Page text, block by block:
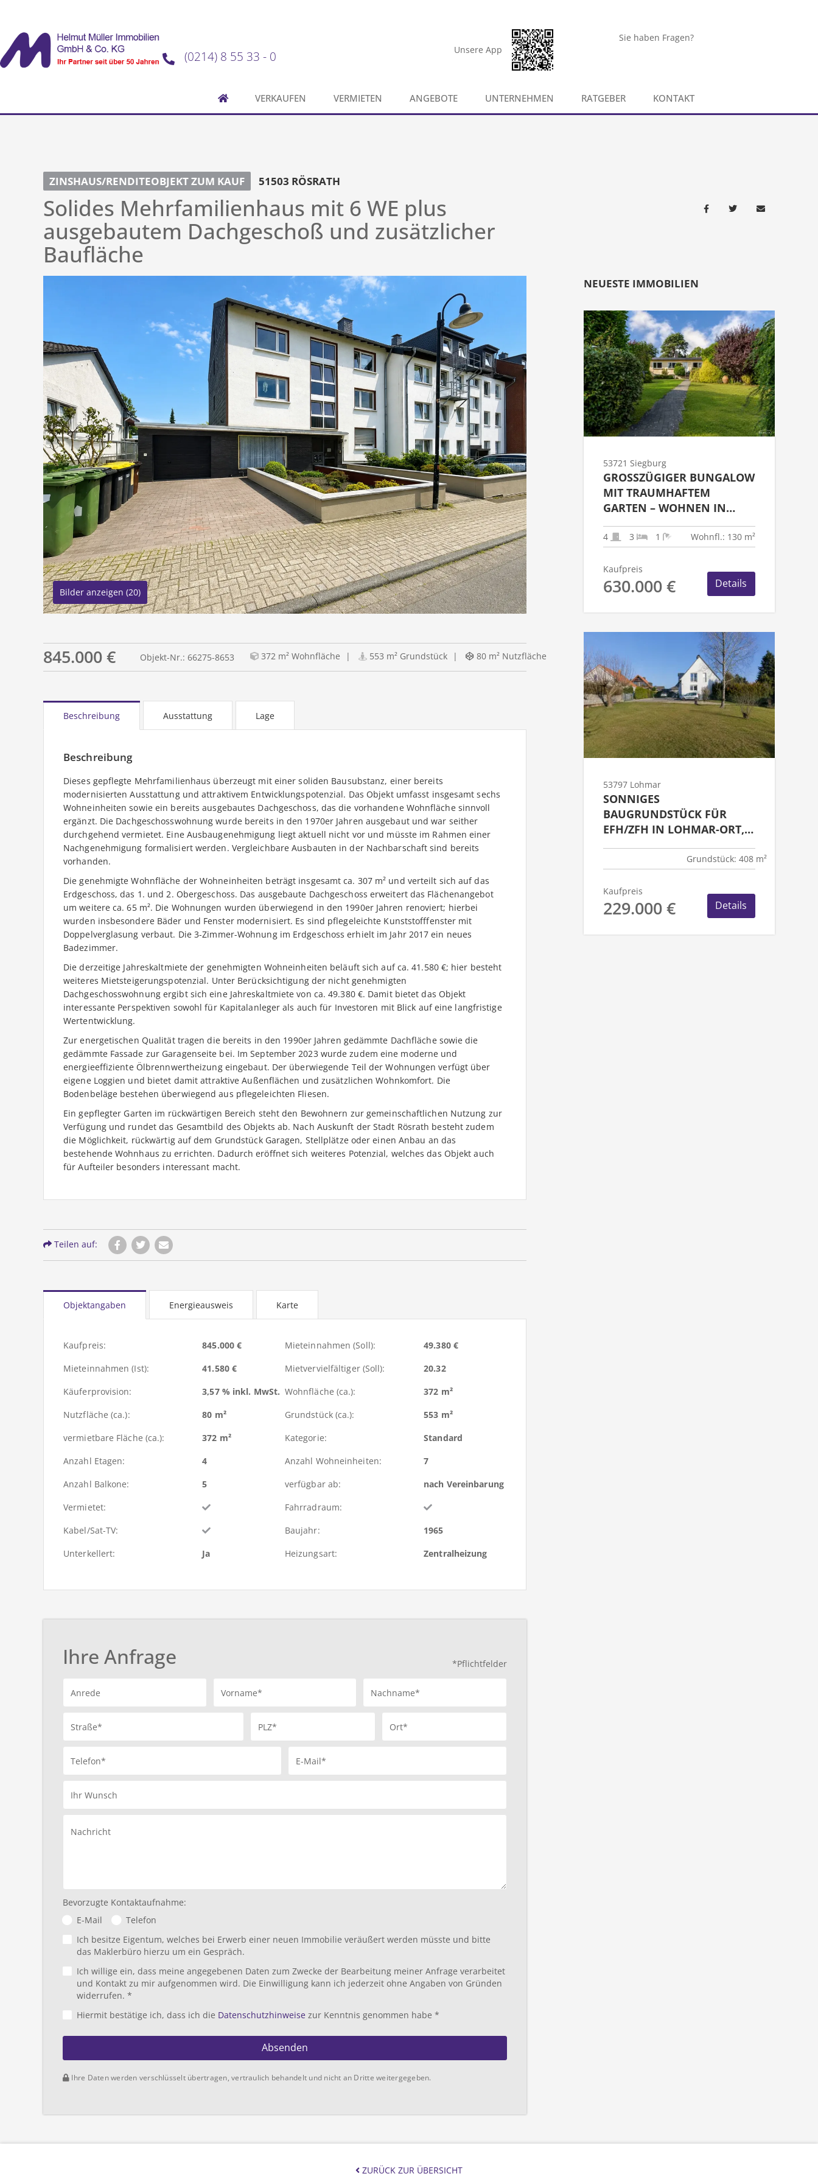
Unsere App
Sie haben Fragen?
(0214) 8 55 33 - 0
VERKAUFEN VERMIETEN ANGEBOTE UNTERNEHMEN RATGEBER KONTAKT
ZINSHAUS/RENDITEOBJEKT ZUM KAUF 51503 RÖSRATH
Solides Mehrfamilienhaus mit 6 WE plus
ausgebautem Dachgeschoß und zusätzlicher
Baufläche
Bilder anzeigen (20)
845.000 € Objekt-Nr.: 66275-8653 372 m² Wohnfläche 553 m² Grundstück 80 m² Nutzfläche
Beschreibung Ausstattung Lage
Beschreibung
Dieses gepflegte Mehrfamilienhaus überzeugt mit einer soliden Bausubstanz, einer bereits
modernisierten Ausstattung und attraktivem Entwicklungspotenzial. Das Objekt umfasst insgesamt sechs
Wohneinheiten sowie ein bereits ausgebautes Dachgeschoss, das die vorhandene Wohnfläche sinnvoll
ergänzt. Die Dachgeschosswohnung wurde bereits in den 1970er Jahren ausgebaut und war seither
durchgehend vermietet. Eine Ausbaugenehmigung liegt aktuell nicht vor und müsste im Rahmen einer
Nachgenehmigung formalisiert werden. Vergleichbare Ausbauten in der Nachbarschaft sind bereits
vorhanden.
Die genehmigte Wohnfläche der Wohneinheiten beträgt insgesamt ca. 307 m² und verteilt sich auf das
Erdgeschoss, das 1. und 2. Obergeschoss. Das ausgebaute Dachgeschoss erweitert das Flächenangebot
um weitere ca. 65 m². Die Wohnungen wurden überwiegend in den 1990er Jahren renoviert; hierbei
wurden insbesondere Bäder und Fenster modernisiert. Es sind pflegeleichte Kunststofffenster mit
Doppelverglasung verbaut. Die 3-Zimmer-Wohnung im Erdgeschoss erhielt im Jahr 2017 ein neues
Badezimmer.
Die derzeitige Jahreskaltmiete der genehmigten Wohneinheiten beläuft sich auf ca. 41.580 €; hier besteht
weiteres Mietsteigerungspotenzial. Unter Berücksichtigung der nicht genehmigten
Dachgeschosswohnung ergibt sich eine Jahreskaltmiete von ca. 49.380 €. Damit bietet das Objekt
interessante Perspektiven sowohl für Kapitalanleger als auch für Investoren mit Blick auf eine langfristige
Wertentwicklung.
Zur energetischen Qualität tragen die bereits in den 1990er Jahren gedämmte Dachfläche sowie die
gedämmte Fassade zur Garagenseite bei. Im September 2023 wurde zudem eine moderne und
energieeffiziente Ölbrennwertheizung eingebaut. Der überwiegende Teil der Wohnungen verfügt über
eigene Loggien und bietet damit attraktive Außenflächen und zusätzlichen Wohnkomfort. Die
Bodenbeläge bestehen überwiegend aus pflegeleichten Fliesen.
Ein gepflegter Garten im rückwärtigen Bereich steht den Bewohnern zur gemeinschaftlichen Nutzung zur
Verfügung und rundet das Gesamtbild des Objekts ab. Nach Auskunft der Stadt Rösrath besteht zudem
die Möglichkeit, rückwärtig auf dem Grundstück Garagen, Stellplätze oder einen Anbau an das
bestehende Wohnhaus zu errichten. Dadurch eröffnet sich weiteres Potenzial, welches das Objekt auch
für Aufteiler besonders interessant macht.
Teilen auf:
Objektangaben Energieausweis Karte
Kaufpreis: 845.000 € Mieteinnahmen (Soll):
49.380 €
Mieteinnahmen (Ist):
41.580 € Mietvervielfältiger (Soll):
20.32
Käuferprovision:
3,57 % inkl. MwSt. Wohnfläche (ca.):
372 m²
Nutzfläche (ca.):
80 m² Grundstück (ca.):
553 m²
vermietbare Fläche (ca.):
372 m² Kategorie:
Standard
Anzahl Etagen:
4 Anzahl Wohneinheiten:
7
Anzahl Balkone:
5 verfügbar ab:
nach Vereinbarung
Vermietet:
Fahrradraum:
Kabel/Sat-TV:
Baujahr:
1965
Unterkellert:
Ja Heizungsart: Zentralheizung
*Pflichtfelder
Ihre Anfrage
Anrede Vorname* Nachname*
Straße* PLZ* Ort*
Telefon* E-Mail*
Ihr Wunsch
Nachricht
Bevorzugte Kontaktaufnahme:
E-Mail
Telefon
Ich besitze Eigentum, welches bei Erwerb einer neuen Immobilie veräußert werden müsste und bitte
das Maklerbüro hierzu um ein Gespräch.
Ich willige ein, dass meine angegebenen Daten zum Zwecke der Bearbeitung meiner Anfrage verarbeitet
und Kontakt zu mir aufgenommen wird. Die Einwilligung kann ich jederzeit ohne Angaben von Gründen
widerrufen. *
Hiermit bestätige ich, dass ich die Datenschutzhinweise zur Kenntnis genommen habe *
Absenden
Ihre Daten werden verschlüsselt übertragen, vertraulich behandelt und nicht an Dritte weitergegeben.
NEUESTE IMMOBILIEN
53721 Siegburg
GROSSZÜGIGER BUNGALOW M
IT TRAUMHAFTEM G
ARTEN – WOHNEN IN Z
ENTRALER LAGE VON S
IEGBURG
4 3 1 Wohnfl.: 130 m²
Kaufpreis
630.000 € Details
53797 Lohmar
SONNIGES
BAUGRUNDSTÜCK FÜR
EFH/ZFH IN LOHMAR-ORT,
WALDRAND
Grundstück: 408 m²
Kaufpreis
229.000 € Details
ZURÜCK ZUR ÜBERSICHT